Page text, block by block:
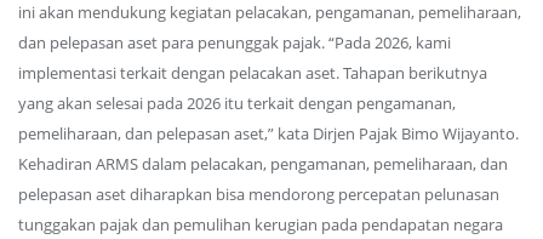
ini akan mendukung kegiatan pelacakan, pengamanan, pemeliharaan,
dan pelepasan aset para penunggak pajak. “Pada 2026, kami
implementasi terkait dengan pelacakan aset. Tahapan berikutnya
yang akan selesai pada 2026 itu terkait dengan pengamanan,
pemeliharaan, dan pelepasan aset,” kata Dirjen Pajak Bimo Wijayanto.
Kehadiran ARMS dalam pelacakan, pengamanan, pemeliharaan, dan
pelepasan aset diharapkan bisa mendorong percepatan pelunasan
tunggakan pajak dan pemulihan kerugian pada pendapatan negara